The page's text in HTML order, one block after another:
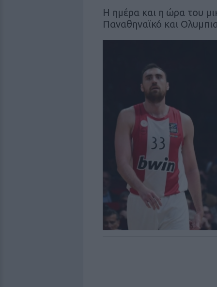
Η ημέρα και η ώρα του
Παναθηναϊκό και